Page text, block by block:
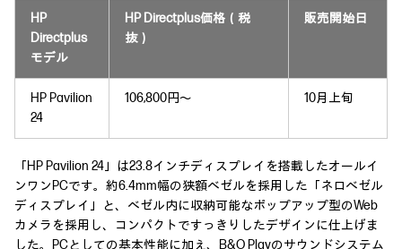
HP
Directplus
モデル
HP Directplus価格（税
抜）
販売開始日
HP Pavilion
24
106,800円～ 10月上旬
「HP Pavilion 24」は23.8インチディスプレイを搭載したオールイ
ンワンPCです。約6.4mm幅の狭額ベゼルを採用した「ネロベゼル
ディスプレイ」と、ベゼル内に収納可能なポップアップ型のWeb
カメラを採用し、コンパクトですっきりしたデザインに仕上げま
した。PCとしての基本性能に加え、B&O Playのサウンドシステム